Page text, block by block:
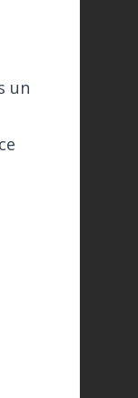
un